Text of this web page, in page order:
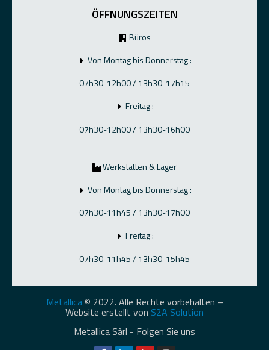
ÖFFNUNGSZEITEN
Büros
Von Montag bis Donnerstag :
07h30-12h00 / 13h30-17h15
Freitag :
07h30-12h00 / 13h30-16h00
Werkstätten & Lager
Von Montag bis Donnerstag :
07h30-11h45 / 13h30-17h00
Freitag :
07h30-11h45 / 13h30-15h45
Metallica© 2022. Alle Rechte vorbehalten –
Website erstellt von S2A Solution
Metallica Sàrl - Folgen Sie uns